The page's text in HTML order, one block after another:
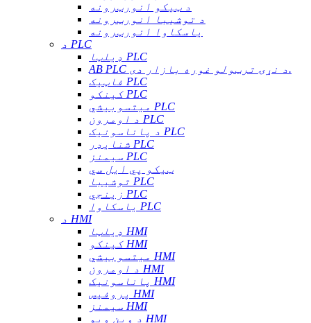
د ټیکو انورټرونه
د توشیبا انورټرونه
یاسکاوا انورټرونه
د PLC
ډیلټا PLC
AB PLC د نړۍ ترټولو غوره بازار دی.
فاټیک PLC
کینکو PLC
میتسوبیشي PLC
د اومرون PLC
د پاناسونیک PLC
شنایډر PLC
سیمنز PLC
ټیکو پي ایل سي
توشیبا PLC
زینجي PLC
یاسکاوا PLC
د HMI
ډیلټا HMI
کینکو HMI
میتسوبیشي HMI
د اومرون HMI
پاناسونیک HMI
پروفیس HMI
سیمنز HMI
د وین ویو HMI